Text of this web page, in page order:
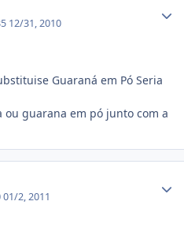
12/31, 2010
Guaraná em Pó Seria
guarana em pó junto com a
01/2, 2011